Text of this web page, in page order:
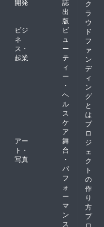
出
版
ビジ
ネ
ス・
起業
ビ
ュ
ー
テ
ィ
ー
・
ヘ
ル
ス
ケ
ア
アー
ト・
写真
舞
台
・
パ
フ
ォ
ー
マ
ン
ス
ク
ラ
ウ
ド
フ
ァ
ン
デ
ィ
ン
グ
と
は
プ
ロ
ジ
ェ
ク
ト
の
作
り
方
プ
ロ